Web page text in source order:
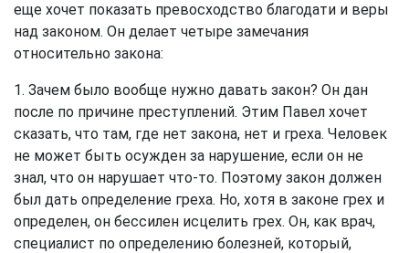
еще хочет показать превосходство благодати и веры
над законом. Он делает четыре замечания
относительно закона:
1. Зачем было вообще нужно давать закон? Он дан
после по причине преступлений. Этим Павел хочет
сказать, что там, где нет закона, нет и греха. Человек
не может быть осужден за нарушение, если он не
знал, что он нарушает что-то. Поэтому закон должен
был дать определение греха. Но, хотя в законе грех и
определен, он бессилен исцелить грех. Он, как врач,
специалист по определению болезней, который,